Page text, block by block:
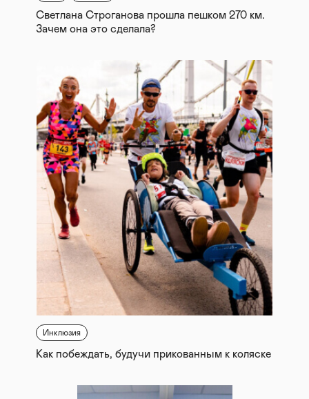
Светлана Строганова прошла пешком 270 км.
Зачем она это сделала?
Инклюзия
Как побеждать, будучи прикованным к коляске